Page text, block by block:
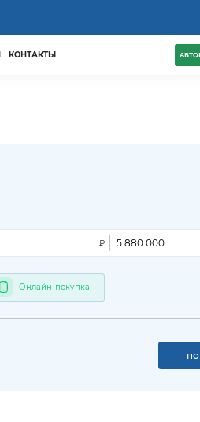
КОНТАКТЫ
Онлайн-покупка